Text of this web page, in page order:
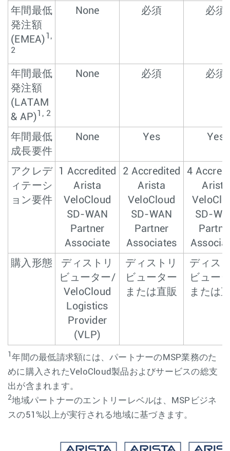
年間最低
発注額
(EMEA)1,
2
None 必須 必須
年間最低
発注額
(LATAM
& AP)1, 2
None 必須 必須
年間最低
成長要件
None Yes Yes
アクレデ
ィテーシ
ョン要件
1 Accredited
Arista
VeloCloud
SD-WAN
Partner
Associate
2 Accredited
Arista
VeloCloud
SD-WAN
Partner
Associates
4
Arista
SD-
購入形態
ディストリ
ビューター/
VeloCloud
Logistics
Provider
(VLP)
ディストリ
ビューター
または直販
ディス
ビュー
または
1 年間の最低請求額には、パートナーのMSP業務のた
めに購入されたVeloCloud製品およびサービスの総支
出が含まれます。
2地域パートナーのエントリーレベルは、MSPビジネ
スの51%以上が実行される地域に基づきます。